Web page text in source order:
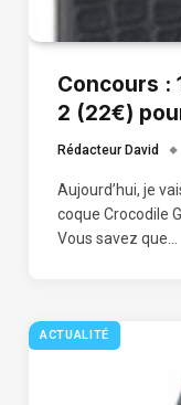
Concours :
2 (22€)
Rédacteur David
Aujourd’hui, je
coque Crocodile
Vous savez que…
ACTUALITÉ